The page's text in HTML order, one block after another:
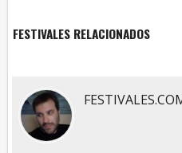
FESTIVALES RELACIONADOS